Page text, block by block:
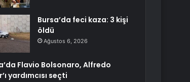
Bursa’da feci kaza: 3 kişi
öldü
Ağustos 6, 2026
Flavio Bolsonaro, Alfredo
yardımcısı seçti